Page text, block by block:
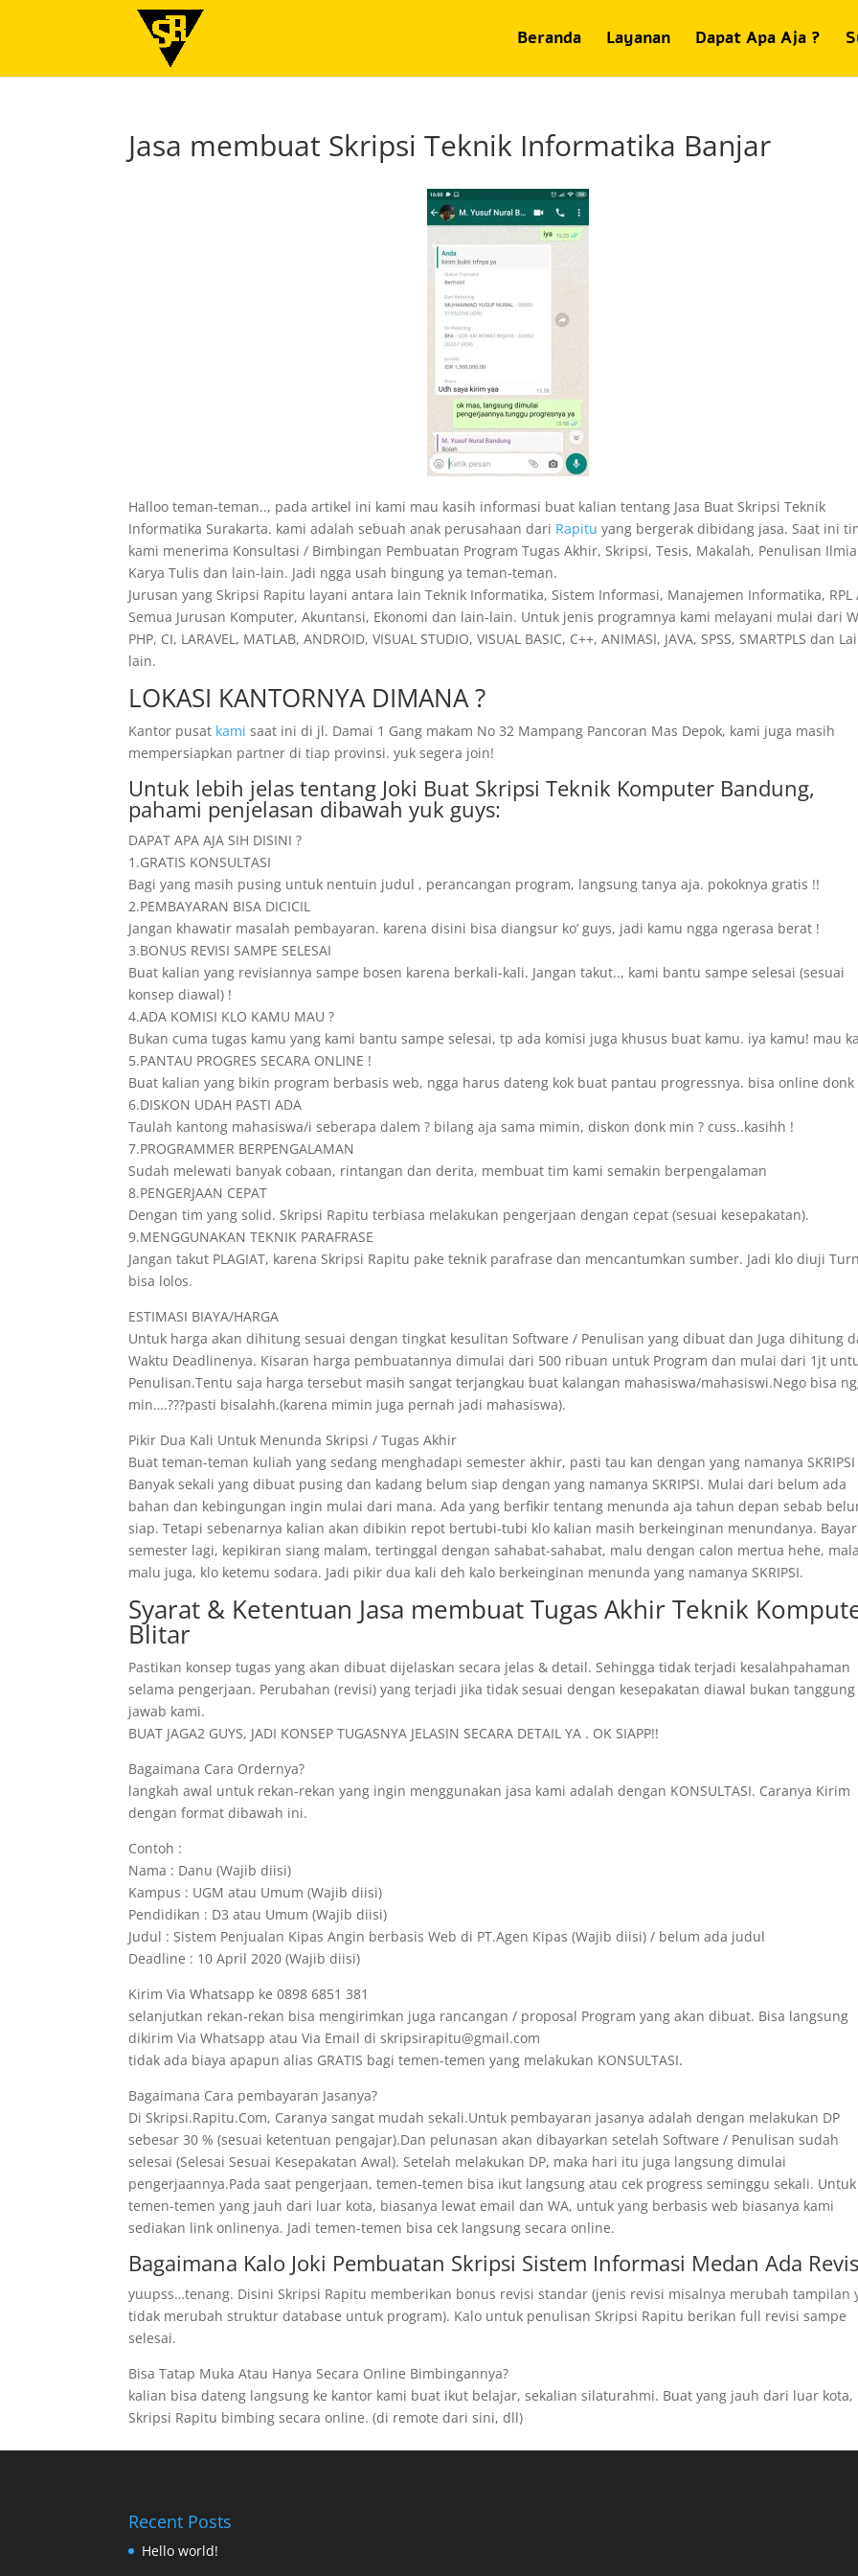
Beranda Layanan Dapat Apa Aja ?
Jasa membuat Skripsi Teknik Informatika Banjar
Halloo teman-teman.., pada artikel ini kami mau kasih informasi buat kalian tentang Jasa Buat Skripsi Teknik
Informatika Surakarta. kami adalah sebuah anak perusahaan dari Rapitu yang bergerak dibidang jasa. Saat ini
kami menerima Konsultasi / Bimbingan Pembuatan Program Tugas Akhir, Skripsi, Tesis, Makalah, Penulisan
Karya Tulis dan lain-lain. Jadi ngga usah bingung ya teman-teman.
Jurusan yang Skripsi Rapitu layani antara lain Teknik Informatika, Sistem Informasi, Manajemen Informatika, RPL
Semua Jurusan Komputer, Akuntansi, Ekonomi dan lain-lain. Untuk jenis programnya kami melayani mulai dari
PHP, CI, LARAVEL, MATLAB, ANDROID, VISUAL STUDIO, VISUAL BASIC, C++, ANIMASI, JAVA, SPSS, SMARTPLS dan
lain.
LOKASI KANTORNYA DIMANA ?
Kantor pusat kami saat ini di jl. Damai 1 Gang makam No 32 Mampang Pancoran Mas Depok, kami juga masih
mempersiapkan partner di tiap provinsi. yuk segera join!
Untuk lebih jelas tentang Joki Buat Skripsi Teknik Komputer Bandung,
pahami penjelasan dibawah yuk guys:
DAPAT APA AJA SIH DISINI ?
1.GRATIS KONSULTASI
Bagi yang masih pusing untuk nentuin judul , perancangan program, langsung tanya aja. pokoknya gratis !!
2.PEMBAYARAN BISA DICICIL
Jangan khawatir masalah pembayaran. karena disini bisa diangsur ko’ guys, jadi kamu ngga ngerasa berat !
3.BONUS REVISI SAMPE SELESAI
Buat kalian yang revisiannya sampe bosen karena berkali-kali. Jangan takut.., kami bantu sampe selesai (sesuai
konsep diawal) !
4.ADA KOMISI KLO KAMU MAU ?
Bukan cuma tugas kamu yang kami bantu sampe selesai, tp ada komisi juga khusus buat kamu. iya kamu! mau
5.PANTAU PROGRES SECARA ONLINE !
Buat kalian yang bikin program berbasis web, ngga harus dateng kok buat pantau progressnya. bisa online donk
6.DISKON UDAH PASTI ADA
Taulah kantong mahasiswa/i seberapa dalem ? bilang aja sama mimin, diskon donk min ? cuss..kasihh !
7.PROGRAMMER BERPENGALAMAN
Sudah melewati banyak cobaan, rintangan dan derita, membuat tim kami semakin berpengalaman
8.PENGERJAAN CEPAT
Dengan tim yang solid. Skripsi Rapitu terbiasa melakukan pengerjaan dengan cepat (sesuai kesepakatan).
9.MENGGUNAKAN TEKNIK PARAFRASE
Jangan takut PLAGIAT, karena Skripsi Rapitu pake teknik parafrase dan mencantumkan sumber. Jadi klo diuji
bisa lolos.
ESTIMASI BIAYA/HARGA
Untuk harga akan dihitung sesuai dengan tingkat kesulitan Software / Penulisan yang dibuat dan Juga dihitung
Waktu Deadlinenya. Kisaran harga pembuatannya dimulai dari 500 ribuan untuk Program dan mulai dari 1jt
Penulisan.Tentu saja harga tersebut masih sangat terjangkau buat kalangan mahasiswa/mahasiswi.Nego bisa
min….???pasti bisalahh.(karena mimin juga pernah jadi mahasiswa).
Pikir Dua Kali Untuk Menunda Skripsi / Tugas Akhir
Buat teman-teman kuliah yang sedang menghadapi semester akhir, pasti tau kan dengan yang namanya SKRIPSI
Banyak sekali yang dibuat pusing dan kadang belum siap dengan yang namanya SKRIPSI. Mulai dari belum ada
bahan dan kebingungan ingin mulai dari mana. Ada yang berfikir tentang menunda aja tahun depan sebab
siap. Tetapi sebenarnya kalian akan dibikin repot bertubi-tubi klo kalian masih berkeinginan menundanya. Bayar
semester lagi, kepikiran siang malam, tertinggal dengan sahabat-sahabat, malu dengan calon mertua hehe,
malu juga, klo ketemu sodara. Jadi pikir dua kali deh kalo berkeinginan menunda yang namanya SKRIPSI.
Syarat & Ketentuan Jasa membuat Tugas Akhir Teknik
Blitar
Pastikan konsep tugas yang akan dibuat dijelaskan secara jelas & detail. Sehingga tidak terjadi kesalahpahaman
selama pengerjaan. Perubahan (revisi) yang terjadi jika tidak sesuai dengan kesepakatan diawal bukan tanggung
jawab kami.
BUAT JAGA2 GUYS, JADI KONSEP TUGASNYA JELASIN SECARA DETAIL YA . OK SIAPP!!
Bagaimana Cara Ordernya?
langkah awal untuk rekan-rekan yang ingin menggunakan jasa kami adalah dengan KONSULTASI. Caranya Kirim
dengan format dibawah ini.
Contoh :
Nama : Danu (Wajib diisi)
Kampus : UGM atau Umum (Wajib diisi)
Pendidikan : D3 atau Umum (Wajib diisi)
Judul : Sistem Penjualan Kipas Angin berbasis Web di PT.Agen Kipas (Wajib diisi) / belum ada judul
Deadline : 10 April 2020 (Wajib diisi)
Kirim Via Whatsapp ke 0898 6851 381
selanjutkan rekan-rekan bisa mengirimkan juga rancangan / proposal Program yang akan dibuat. Bisa langsung
dikirim Via Whatsapp atau Via Email di skripsirapitu@gmail.com
tidak ada biaya apapun alias GRATIS bagi temen-temen yang melakukan KONSULTASI.
Bagaimana Cara pembayaran Jasanya?
Di Skripsi.Rapitu.Com, Caranya sangat mudah sekali.Untuk pembayaran jasanya adalah dengan melakukan DP
sebesar 30 % (sesuai ketentuan pengajar).Dan pelunasan akan dibayarkan setelah Software / Penulisan sudah
selesai (Selesai Sesuai Kesepakatan Awal). Setelah melakukan DP, maka hari itu juga langsung dimulai
pengerjaannya.Pada saat pengerjaan, temen-temen bisa ikut langsung atau cek progress seminggu sekali. Untuk
temen-temen yang jauh dari luar kota, biasanya lewat email dan WA, untuk yang berbasis web biasanya kami
sediakan link onlinenya. Jadi temen-temen bisa cek langsung secara online.
Bagaimana Kalo Joki Pembuatan Skripsi Sistem Informasi Medan Ada
yuupss…tenang. Disini Skripsi Rapitu memberikan bonus revisi standar (jenis revisi misalnya merubah tampilan
tidak merubah struktur database untuk program). Kalo untuk penulisan Skripsi Rapitu berikan full revisi sampe
selesai.
Bisa Tatap Muka Atau Hanya Secara Online Bimbingannya?
kalian bisa dateng langsung ke kantor kami buat ikut belajar, sekalian silaturahmi. Buat yang jauh dari luar kota,
Skripsi Rapitu bimbing secara online. (di remote dari sini, dll)
Recent Posts
Hello world!